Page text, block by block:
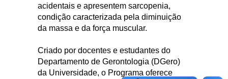
acidentais e apresentem sarcopenia,
condição caracterizada pela diminuição
da massa e da força muscular.
Criado por docentes e estudantes do
Departamento de Gerontologia (DGero)
da Universidade, o Programa oferece